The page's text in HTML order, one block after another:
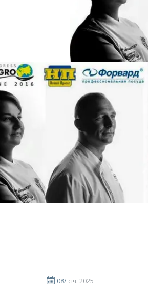
08/ січ. 2025